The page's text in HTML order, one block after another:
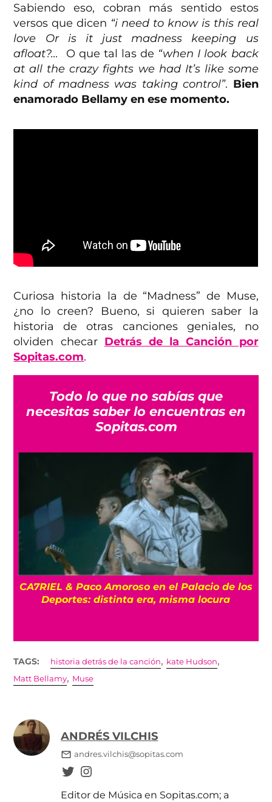
Sabiendo eso, cobran más sentido estos
versos que dicen “i need to know is this real
love Or is it just madness keeping us
afloat?…
O que tal las de “when I look back
at all the crazy fights we had It’s like some
kind of madness was taking control”. Bien
enamorado Bellamy en ese momento.
Curiosa historia la de “Madness” de Muse,
¿no lo creen? Bueno, si quieren saber la
historia de otras canciones geniales, no
olviden checar Detrás de la Canción por
Sopitas.com.
Todo lo que no sabías que
necesitas saber lo encuentras en
Sopitas.com
CA7RIEL & Paco Amoroso en el Palacio de los
Deportes: distinta era, misma locura
TAGS: historia detrás de la canción, kate Hudson,
Matt Bellamy, Muse
ANDRÉS VILCHIS
andres.vilchis@sopitas.com
Editor de Música en Sopitas.com; a